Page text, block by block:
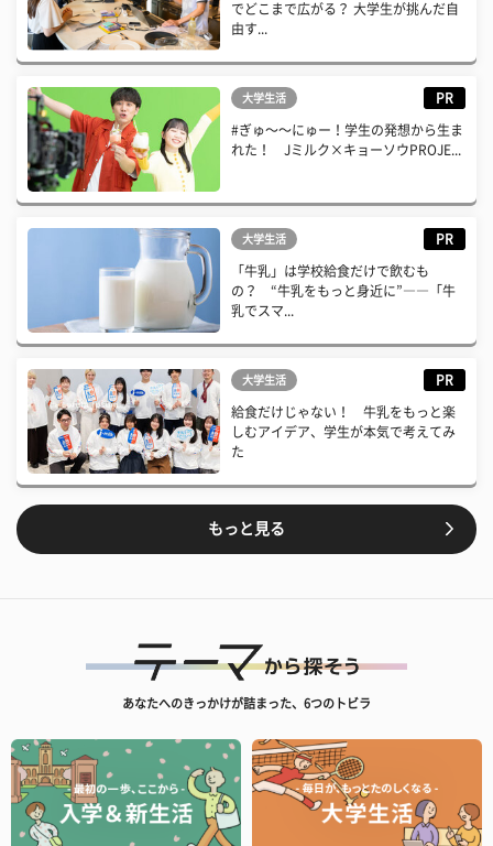
でどこまで広がる？ 大学生が挑んだ自
由す...
大学生活 PR
#ぎゅ〜〜にゅー！学生の発想から生ま
れた！ Jミルク×キョーソウPROJE...
大学生活 PR
「牛乳」は学校給食だけで飲むも
の？ “牛乳をもっと身近に”――「牛
乳でスマ...
大学生活 PR
給食だけじゃない！ 牛乳をもっと楽
しむアイデア、学生が本気で考えてみ
た
もっと見る
あなたへのきっかけが詰まった、6つのトビラ